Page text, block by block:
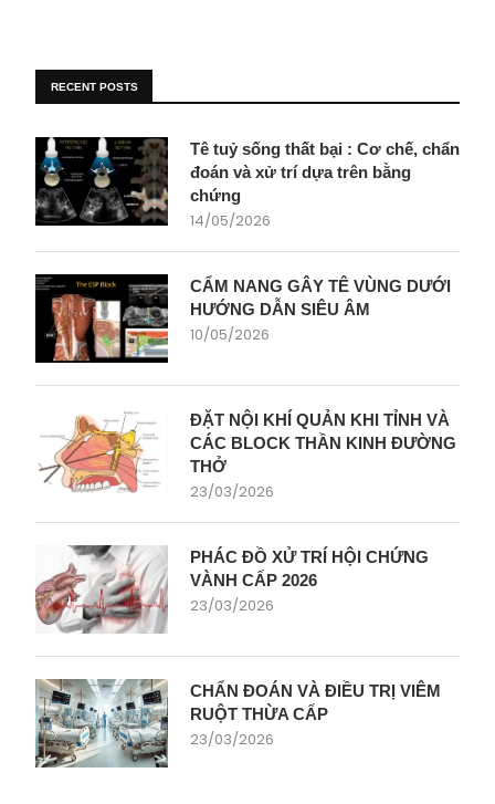
RECENT POSTS
Tê tuỷ sống thất bại : Cơ chế, chẩn
đoán và xử trí dựa trên bằng
chứng
14/05/2026
CẨM NANG GÂY TÊ VÙNG DƯỚI
HƯỚNG DẪN SIÊU ÂM
10/05/2026
ĐẶT NỘI KHÍ QUẢN KHI TỈNH VÀ
CÁC BLOCK THẦN KINH ĐƯỜNG
THỞ
23/03/2026
PHÁC ĐỒ XỬ TRÍ HỘI CHỨNG
VÀNH CẤP 2026
23/03/2026
CHẨN ĐOÁN VÀ ĐIỀU TRỊ VIÊM
RUỘT THỪA CẤP
23/03/2026